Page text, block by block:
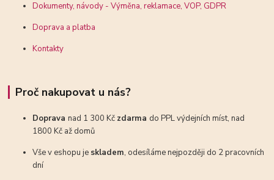
Dokumenty, návody - Výměna, reklamace, VOP, GDPR
Doprava a platba
Kontakty
Proč nakupovat u nás?
Dopravanad 1 300 Kč zdarma do PPL výdejních míst, nad
1800 Kč až domů
Vše v eshopu je skladem, odesíláme nejpozději do 2 pracovních
dní